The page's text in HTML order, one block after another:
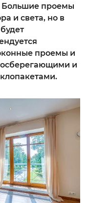
Большие проемы
и света, но в
проемы и
и